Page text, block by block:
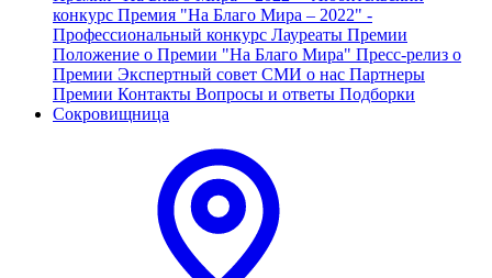
конкурс Премия "На Благо Мира – 2022" -
Профессиональный конкурс Лауреаты Премии
Положение о Премии "На Благо Мира" Пресс-релиз о
Премии Экспертный совет СМИ о нас Партнеры
Премии Контакты Вопросы и ответы Подборки
Сокровищница